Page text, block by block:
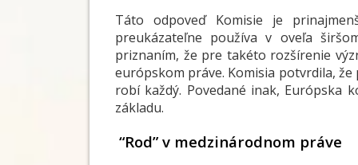
Táto odpoveď Komisie je
preukázateľne používa v oveľa
priznaním, že pre takéto rozšírenie
európskom práve. Komisia potvrdila,
robí každý. Povedané inak, Európska
základu.
“Rod” v medzinárodnom práve